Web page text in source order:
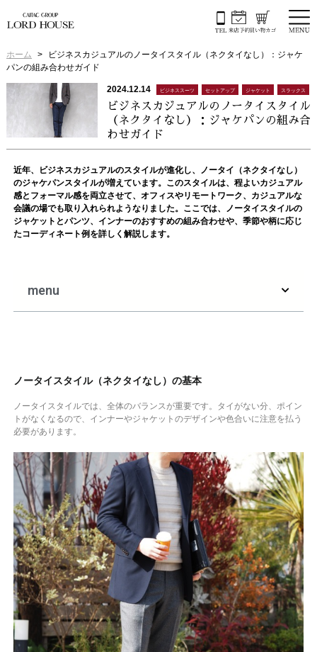
ホーム
ビジネスカジュアルのノータイスタイル（ネクタイなし）：ジャケ
パンの組み合わせガイド
2024.12.14 ビジネススーツ セットアップ ジャケット スラックス
ビジネスカジュアルのノータイスタイル
（ネクタイなし）：ジャケパンの組み合
わせガイド
近年、ビジネスカジュアルのスタイルが進化し、ノータイ（ネクタイなし）
のジャケパンスタイルが増えています。このスタイルは、程よいカジュアル
感とフォーマル感を両立させて、オフィスやリモートワーク、カジュアルな
会議の場でも取り入れられようなりました。ここでは、ノータイスタイルの
ジャケットとパンツ、インナーのおすすめの組み合わせや、季節や柄に応じ
たコーディネート例を詳しく解説します。
menu
ノータイスタイル（ネクタイなし）の基本
ノータイスタイルでは、全体のバランスが重要です。タイがない分、ポイン
トがなくなるので、インナーやジャケットのデザインや色合いに注意を払う
必要があります。